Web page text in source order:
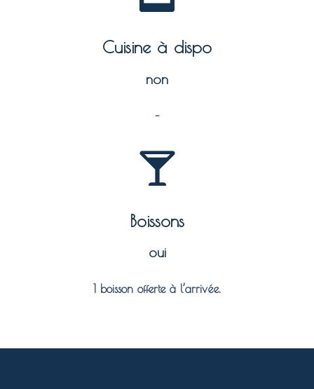
Cuisine à dispo
non
–
Boissons
oui
1 boisson offerte à l’arrivée.